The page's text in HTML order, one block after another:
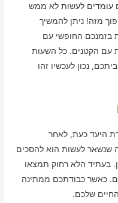
עומדים לעשות לא ממש
מזה! ניתן להמשיך
בזמנכם החופשי עם
עם הקטנים. כל השעות
נכון לעכשיו זהו
היעד כעת, לאחר
שנשאר לעשות הוא להסכים
בעתיד הלא רחוק תמצאו
כאשר כבודתכם ממתינה
שלכם.